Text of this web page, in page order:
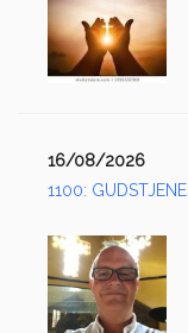
16/08/2026
1100: